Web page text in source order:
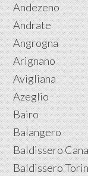
Andezeno
Andrate
Angrogna
Arignano
Avigliana
Azeglio
Bairo
Balangero
Baldissero
Baldissero